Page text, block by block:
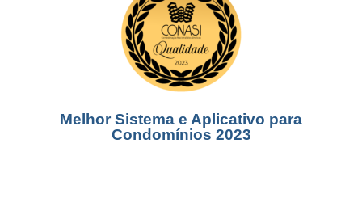
Melhor Sistema e Aplicativo para
Condomínios 2023